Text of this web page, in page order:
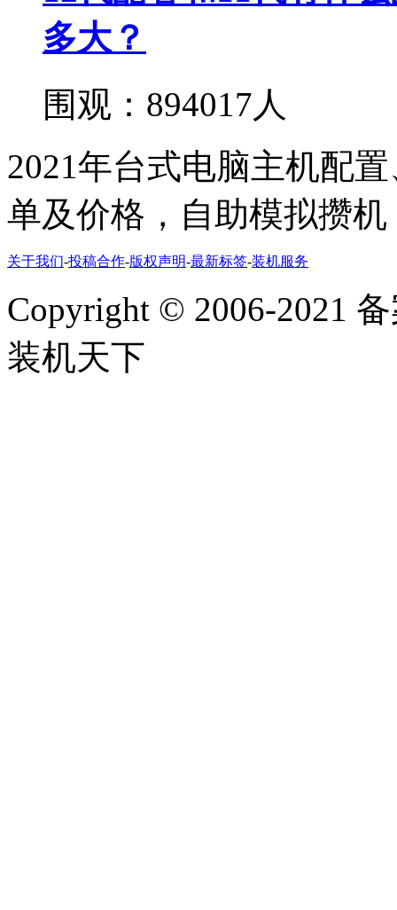
多大？
围观：894017人
2021年台式电脑主机配
单及价格，自助模拟攒机
关于我们-投稿合作-版权声明-最新标签-装机服务
Copyright © 2006-2021
装机天下